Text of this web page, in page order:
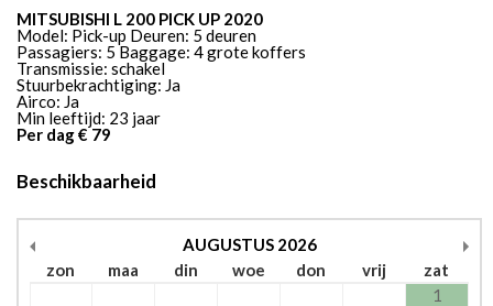
MITSUBISHI L 200 PICK UP 2020
Model: Pick-up Deuren: 5 deuren
Passagiers: 5 Baggage: 4 grote koffers
Transmissie: schakel
Stuurbekrachtiging: Ja
Airco: Ja
Min leeftijd: 23 jaar
Per dag € 79
Beschikbaarheid
AUGUSTUS 2026
zon
maa din woe don vrij
zat
1